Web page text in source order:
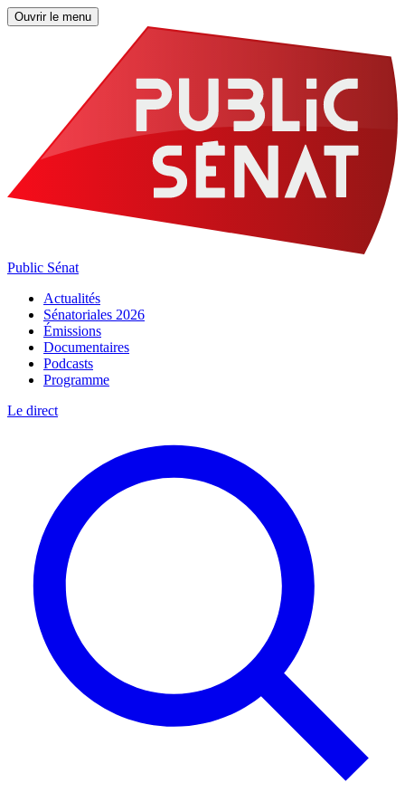
Ouvrir le menu
Public Sénat
Actualités
Sénatoriales 2026
Émissions
Documentaires
Podcasts
Programme
Le direct